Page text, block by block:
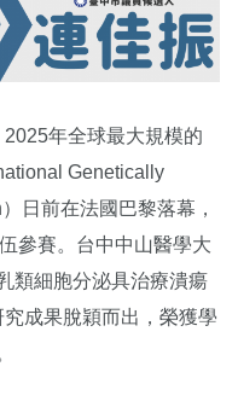
2025年全球最大規模的
Genetically
日前在法國巴黎落幕，
參賽。台中中山醫學大
類細胞分泌具治療潰瘍
成果脫穎而出，榮獲學